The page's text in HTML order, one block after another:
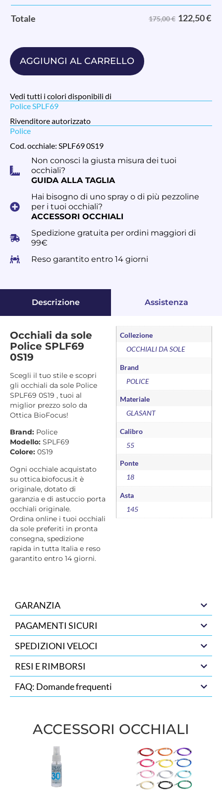
Totale 175,00 € 122,50€
AGGIUNGI AL CARRELLO
Vedi tutti i colori disponibili di
Police SPLF69
Rivenditore autorizzato
Police
Cod. occhiale: SPLF69 0S19
Non conosci la giusta misura dei tuoi
occhiali?
GUIDA ALLA TAGLIA
Hai bisogno di uno spray o di più pezzoline
per i tuoi occhiali?
ACCESSORI OCCHIALI
Spedizione gratuita per ordini maggiori di
99€
Reso garantito entro 14 giorni
Descrizione Assistenza
Occhiali da sole
Police SPLF69
0S19
Scegli il tuo stile e scopri
gli occhiali da sole Police
SPLF69 0S19 , tuoi al
miglior prezzo solo da
Ottica BioFocus!
Brand: Police
Modello: SPLF69
Colore: 0S19
Ogni occhiale acquistato
su ottica.biofocus.it è
originale, dotato di
garanzia e di astuccio porta
occhiali originale.
Ordina online i tuoi occhiali
da sole preferiti in pronta
consegna, spedizione
rapida in tutta Italia e reso
garantito entro 14 giorni.
Collezione
OCCHIALI DA SOLE
Brand
POLICE
Materiale
GLASANT
Calibro
55
Ponte
18
Asta
145
GARANZIA
PAGAMENTI SICURI
SPEDIZIONI VELOCI
RESI E RIMBORSI
FAQ: Domande frequenti
ACCESSORI OCCHIALI